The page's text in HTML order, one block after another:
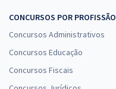
CONCURSOS POR PROFISSÃO
Concursos Administrativos
Concursos Educação
Concursos Fiscais